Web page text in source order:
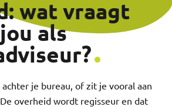
wat vraagt
als
je bureau, of zit je vooral aan
overheid wordt regisseur en dat